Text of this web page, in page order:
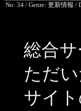
No: 34 / Genre: 更新情報 /
総合
ただ
サイ